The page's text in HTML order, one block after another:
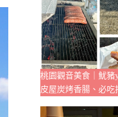
桃園觀音美食｜魷豬
皮屋炭烤香腸、必吃